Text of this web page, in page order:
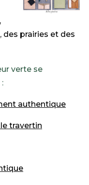
prairies et des
verte se
authentique
travertin